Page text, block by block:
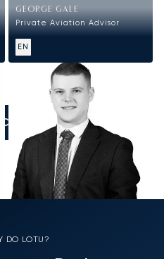
GEORGE GALE
Private Aviation Advisor
EN
DO NAS
DO LOTU?